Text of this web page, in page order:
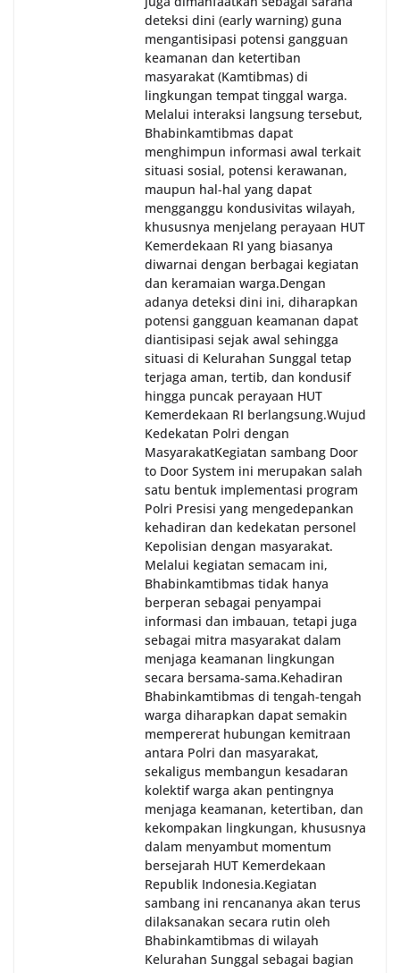
deteksi dini (early warning) guna
mengantisipasi potensi gangguan
keamanan dan ketertiban
masyarakat (Kamtibmas) di
lingkungan tempat tinggal warga.
Melalui interaksi langsung tersebut,
Bhabinkamtibmas dapat
menghimpun informasi awal terkait
situasi sosial, potensi kerawanan,
maupun hal-hal yang dapat
mengganggu kondusivitas wilayah,
khususnya menjelang perayaan HUT
Kemerdekaan RI yang biasanya
diwarnai dengan berbagai kegiatan
dan keramaian warga.‎‎Dengan
adanya deteksi dini ini, diharapkan
potensi gangguan keamanan dapat
diantisipasi sejak awal sehingga
situasi di Kelurahan Sunggal tetap
terjaga aman, tertib, dan kondusif
hingga puncak perayaan HUT
Kemerdekaan RI berlangsung.‎‎Wujud
Kedekatan Polri dengan
Masyarakat‎Kegiatan sambang Door
to Door System ini merupakan salah
satu bentuk implementasi program
Polri Presisi yang mengedepankan
kehadiran dan kedekatan personel
Kepolisian dengan masyarakat.
Melalui kegiatan semacam ini,
Bhabinkamtibmas tidak hanya
berperan sebagai penyampai
informasi dan imbauan, tetapi juga
sebagai mitra masyarakat dalam
menjaga keamanan lingkungan
secara bersama-sama.‎‎Kehadiran
Bhabinkamtibmas di tengah-tengah
warga diharapkan dapat semakin
mempererat hubungan kemitraan
antara Polri dan masyarakat,
sekaligus membangun kesadaran
kolektif warga akan pentingnya
menjaga keamanan, ketertiban, dan
kekompakan lingkungan, khususnya
dalam menyambut momentum
bersejarah HUT Kemerdekaan
Republik Indonesia.‎Kegiatan
sambang ini rencananya akan terus
dilaksanakan secara rutin oleh
Bhabinkamtibmas di wilayah
Kelurahan Sunggal sebagai bagian